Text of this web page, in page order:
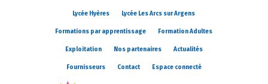
Lycée Hyères Lycée Les Arcs sur Argens
Formations par apprentissage Formation Adultes
Exploitation Nos partenaires Actualités
Fournisseurs Contact Espace connecté